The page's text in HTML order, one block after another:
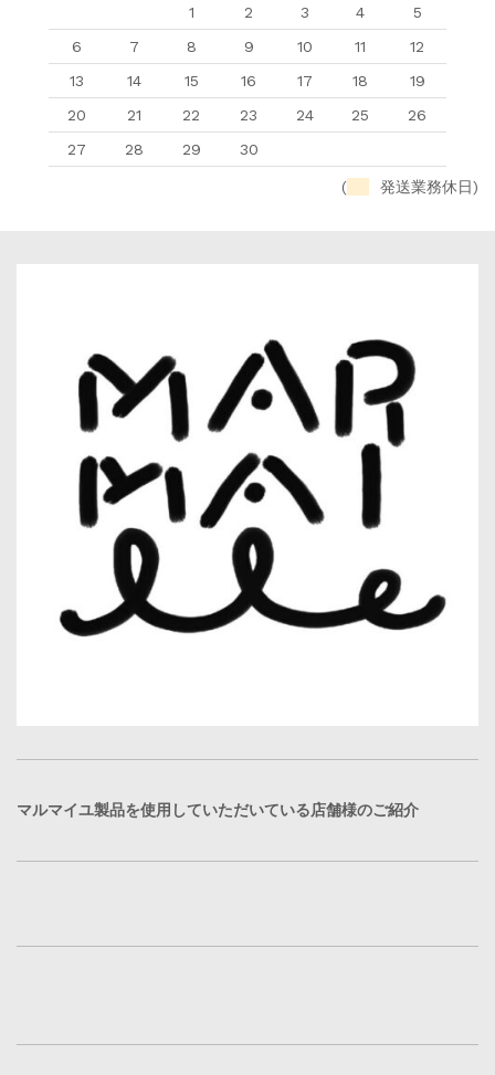
1 2 3 4
5
6
7 8 9 10 11
12
13
14 15 16 17 18
19
20
21 22 23 24 25
26
27
28 29 30
( 発送業務休日)
マルマイユ製品を使用していただいている店舗様のご紹介